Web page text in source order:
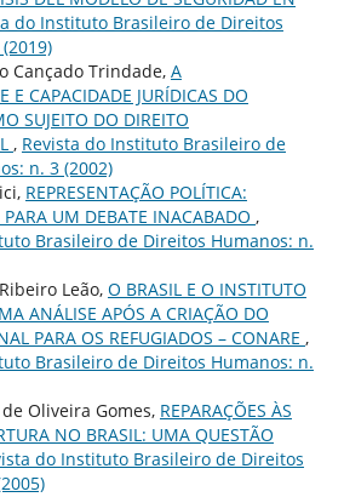
do Instituto Brasileiro de Direitos
Cançado Trindade, A
E CAPACIDADE JURÍDICAS DO
SUJEITO DO DIREITO
, Revista do Instituto Brasileiro de
n. 3 (2002)
REPRESENTAÇÃO POLÍTICA:
UM DEBATE INACABADO ,
Brasileiro de Direitos Humanos: n.
Leão, O BRASIL E O INSTITUTO
ANÁLISE APÓS A CRIAÇÃO DO
PARA OS REFUGIADOS – CONARE ,
Brasileiro de Direitos Humanos: n.
Oliveira Gomes, REPARAÇÕES ÀS
NO BRASIL: UMA QUESTÃO
do Instituto Brasileiro de Direitos